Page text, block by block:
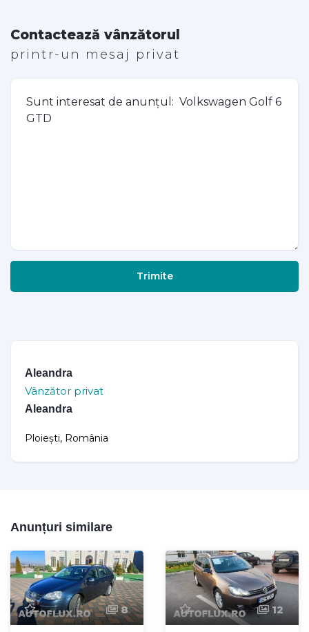
Contactează vânzătorul
printr-un mesaj privat
Trimite
Aleandra
Vânzător privat
Aleandra
Ploiești, România
Anunțuri similare
8 12